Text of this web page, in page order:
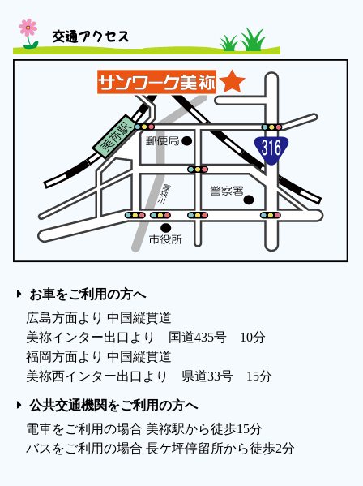
交通アクセス
お車をご利用の方へ
広島方面より 中国縦貫道
美祢インター出口より 国道435号 10分
福岡方面より 中国縦貫道
美祢西インター出口より 県道33号 15分
公共交通機関をご利用の方へ
電車をご利用の場合 美祢駅から徒歩15分
バスをご利用の場合 長ケ坪停留所から徒歩2分